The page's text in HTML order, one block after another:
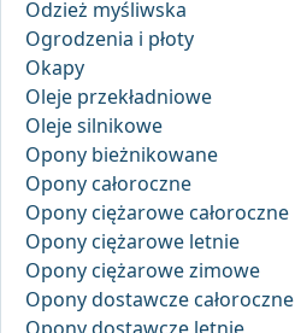
Odzież myśliwska
Ogrodzenia i płoty
Okapy
Oleje przekładniowe
Oleje silnikowe
Opony bieżnikowane
Opony całoroczne
Opony ciężarowe całoroczne
Opony ciężarowe letnie
Opony ciężarowe zimowe
Opony dostawcze całoroczne